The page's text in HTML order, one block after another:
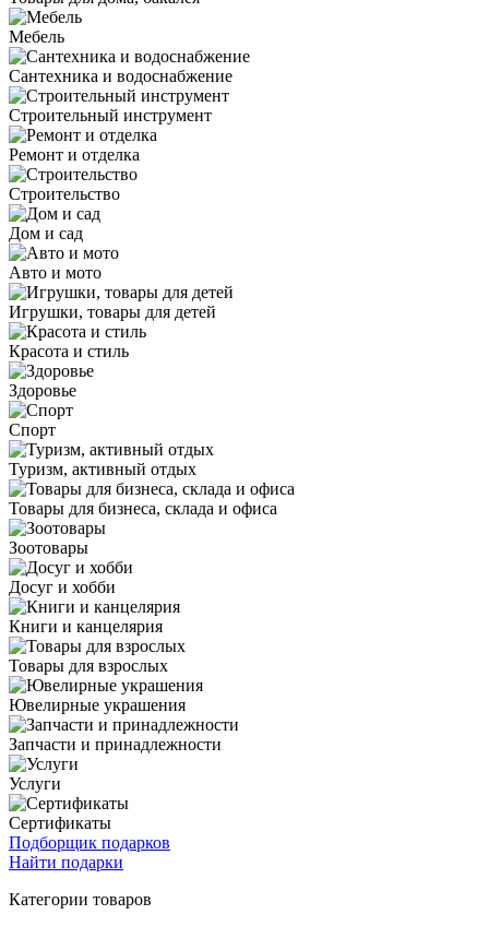
Мебель
Сантехника и водоснабжение
Строительный инструмент
Ремонт и отделка
Строительство
Дом и сад
Авто и мото
Игрушки, товары для детей
Красота и стиль
Здоровье
Спорт
Туризм, активный отдых
Товары для бизнеса, склада и офиса
Зоотовары
Досуг и хобби
Книги и канцелярия
Товары для взрослых
Ювелирные украшения
Запчасти и принадлежности
Услуги
Сертификаты
Подборщик подарков
Найти подарки
Категории товаров